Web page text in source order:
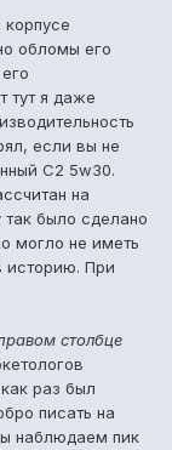
обломы его
тут я даже
если вы не
C2 5w30.
на
было сделано
могло не иметь
историю. При
столбце
раз был
писать на
наблюдаем пик